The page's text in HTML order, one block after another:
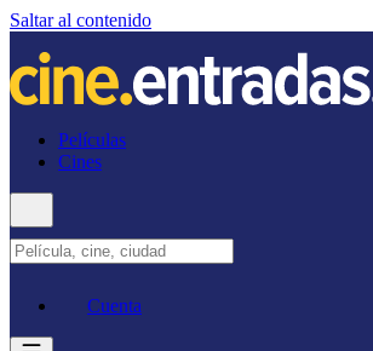
Saltar al contenido
Películas
Cines
Cuenta